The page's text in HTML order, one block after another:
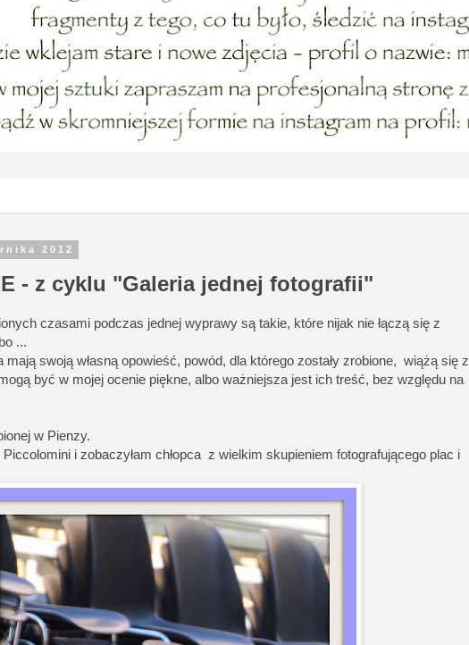
2012
- z cyklu "Galeria jednej fotografii"
czasami podczas jednej wyprawy są takie, które nijak nie łączą się z
...
mają swoją własną opowieść, powód, dla którego zostały zrobione, wiążą się z
być w mojej ocenie piękne, albo ważniejsza jest ich treść, bez względu na
w Pienzy.
Piccolomini i zobaczyłam chłopca z wielkim skupieniem fotografującego plac i